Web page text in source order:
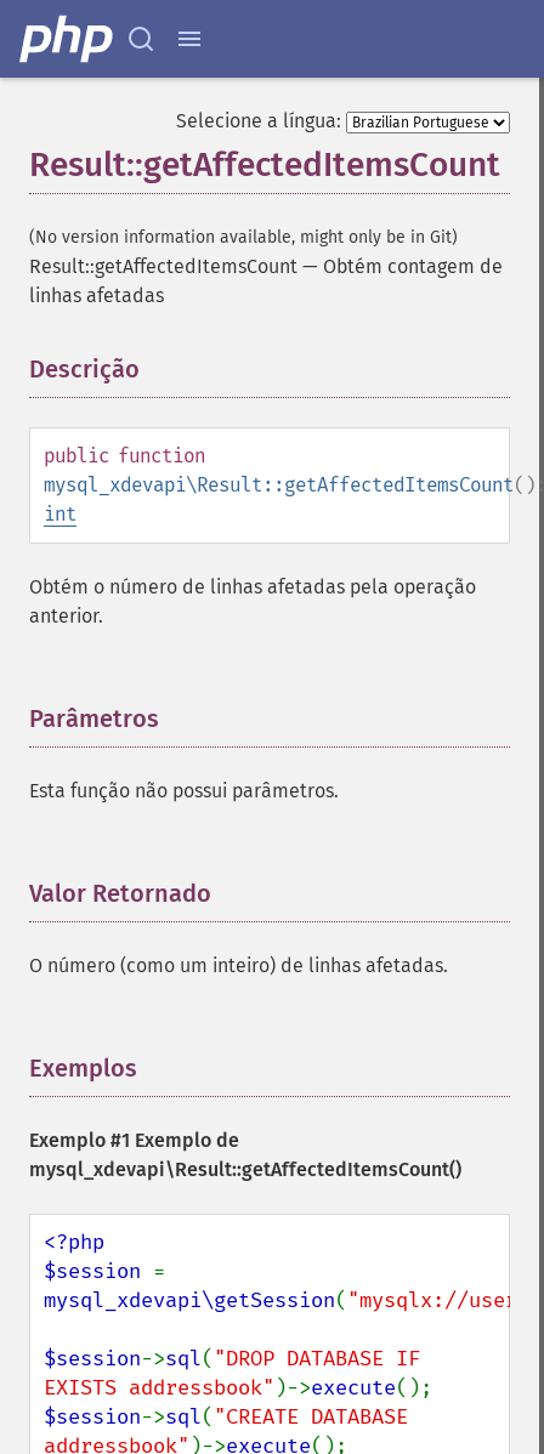
Selecione a língua:
Result::getAffectedItemsCount
(No version information available, might only be in Git)
Result::getAffectedItemsCount — Obtém contagem de
linhas afetadas
Descrição
public function
mysql_xdevapi\Result::getAffectedItemsCount
int
Obtém o número de linhas afetadas pela operação
anterior.
Parâmetros
Esta função não possui parâmetros.
Valor Retornado
O número (como um inteiro) de linhas afetadas.
Exemplos
Exemplo #1 Exemplo de
mysql_xdevapi\Result::getAffectedItemsCount()
<?php
$session
mysql_xdevapi\getSession( "mysqlx://
$session->sql( "DROP DATABASE IF
EXISTS addressbook" )->execute
$session->sql( "CREATE DATABASE
addressbook" )->execute();